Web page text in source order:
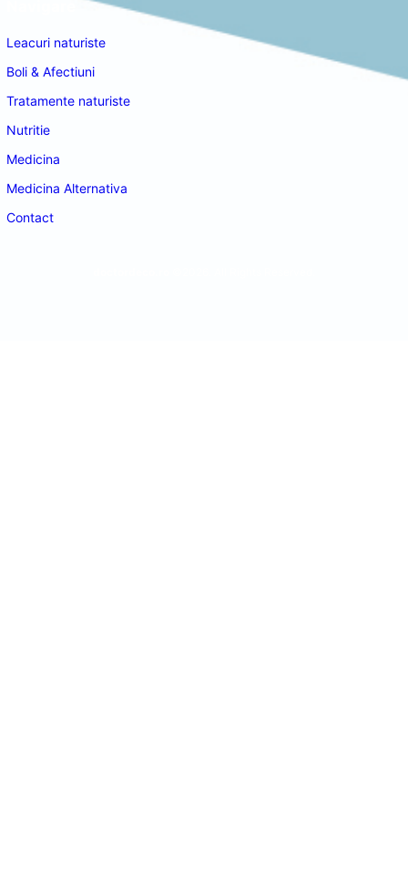
Leacuri naturiste
Boli & Afectiuni
Tratamente naturiste
Nutritie
Medicina
Medicina Alternativa
Contact